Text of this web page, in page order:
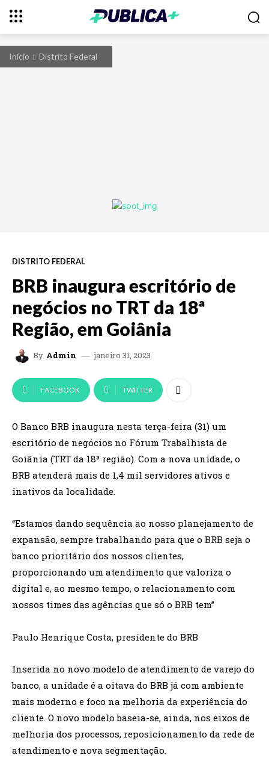
Início Distrito Federal
DISTRITO FEDERAL
BRB inaugura escritório de
negócios no TRT da 18ª
Região, em Goiânia
By Admin janeiro 31, 2023
FACEBOOK TWITTER
O Banco BRB inaugura nesta terça-feira (31) um
escritório de negócios no Fórum Trabalhista de
Goiânia (TRT da 18ª região). Com a nova unidade, o
BRB atenderá mais de 1,4 mil servidores ativos e
inativos da localidade.
“Estamos dando sequência ao nosso planejamento de
expansão, sempre trabalhando para que o BRB seja o
banco prioritário dos nossos clientes,
proporcionando um atendimento que valoriza o
digital e, ao mesmo tempo, o relacionamento com
nossos times das agências que só o BRB tem”
Paulo Henrique Costa, presidente do BRB
Inserida no novo modelo de atendimento de varejo do
banco, a unidade é a oitava do BRB já com ambiente
mais moderno e foco na melhoria da experiência do
cliente. O novo modelo baseia-se, ainda, nos eixos de
melhoria dos processos, reposicionamento da rede de
atendimento e nova segmentação.